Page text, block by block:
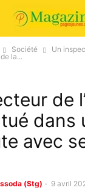
Société
Un
la...
de
dans
avec
(Stg) - 9 avril